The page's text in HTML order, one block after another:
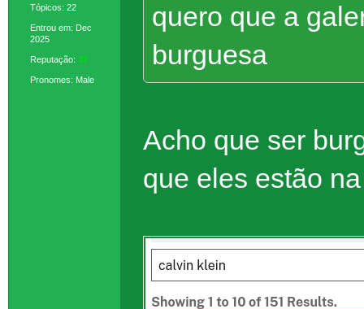
Tópicos: 22
Entrou em: Dec
2025
Reputação: 37
Pronomes: Male
quero que a
burguesa
Acho que ser
que eles estão